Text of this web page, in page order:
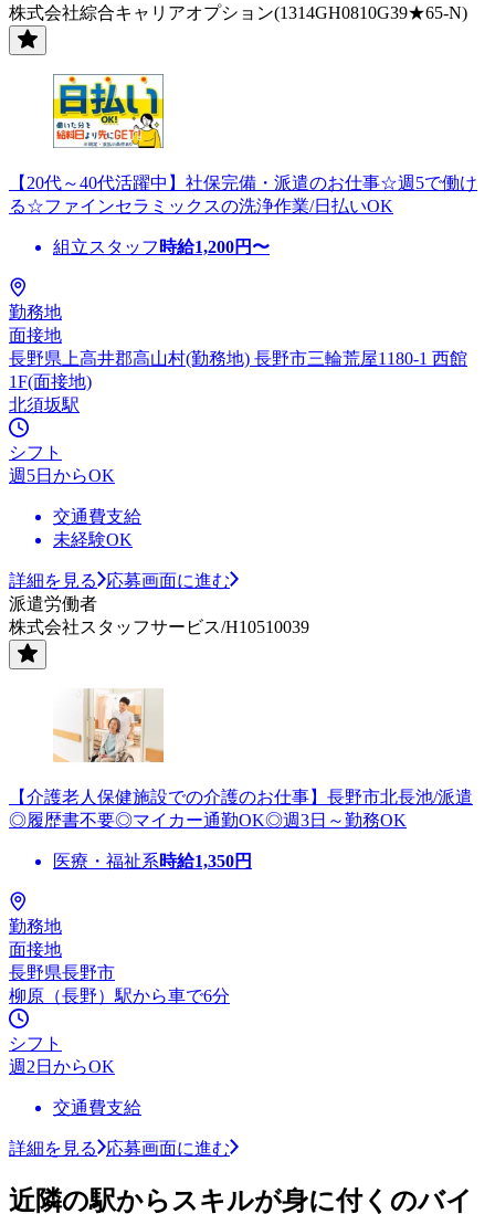
株式会社綜合キャリアオプション(1314GH0810G39★65-N)
【20代～40代活躍中】社保完備・派遣のお仕事☆週5で働け
る☆ファインセラミックスの洗浄作業/日払いOK
組立スタッフ 時給1,200円〜
勤務地
面接地
長野県上高井郡高山村(勤務地) 長野市三輪荒屋1180-1 西館
1F(面接地)
北須坂駅
シフト
週5日からOK
交通費支給
未経験OK
詳細を見る
応募画面に進む
派遣労働者
株式会社スタッフサービス/H10510039
【介護老人保健施設での介護のお仕事】長野市北長池/派遣
◎履歴書不要◎マイカー通勤OK◎週3日～勤務OK
医療・福祉系時給1,350円
勤務地
面接地
長野県長野市
柳原（長野）駅から車で6分
シフト
週2日からOK
交通費支給
詳細を見る 応募画面に進む
近隣の駅からスキルが身に付くのバイ